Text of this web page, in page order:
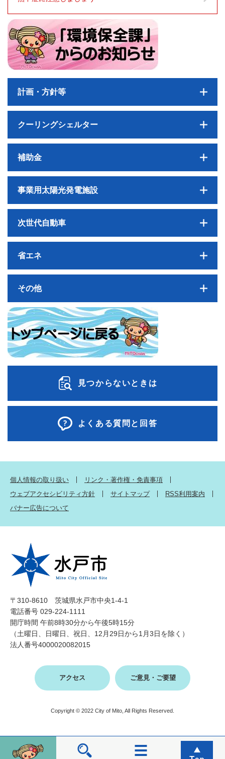
計画・方針等
クーリングシェルター
補助金
事業用太陽光発電施設
次世代自動車
省エネ
その他
見つからないときは
よくある質問と回答
個人情報の取り扱い
リンク・著作権・免責事項
ウェブアクセシビリティ方針
サイトマップ
RSS利用案内
バナー広告について
〒310-8610 茨城県水戸市中央1-4-1
電話番号 029-224-1111
開庁時間 午前8時30分から午後5時15分
（土曜日、日曜日、祝日、12月29日から1月3日を除く）
法人番号4000020082015
アクセス ご意見・ご要望
Copyright © 2022 City of Mito, All Rights Reserved.